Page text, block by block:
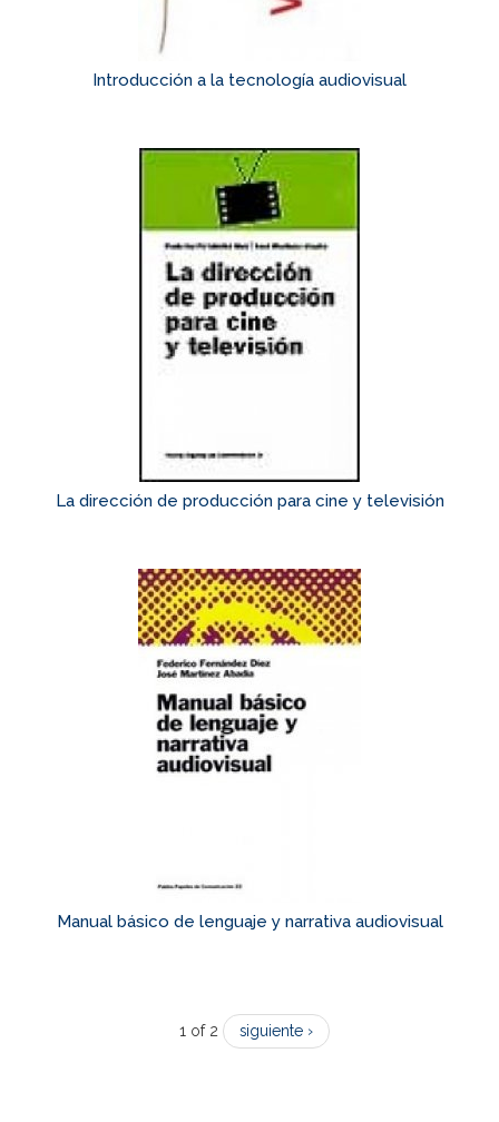
Introducción a la tecnología audiovisual
La dirección de producción para cine y televisión
Manual básico de lenguaje y narrativa audiovisual
1 of 2 siguiente ›